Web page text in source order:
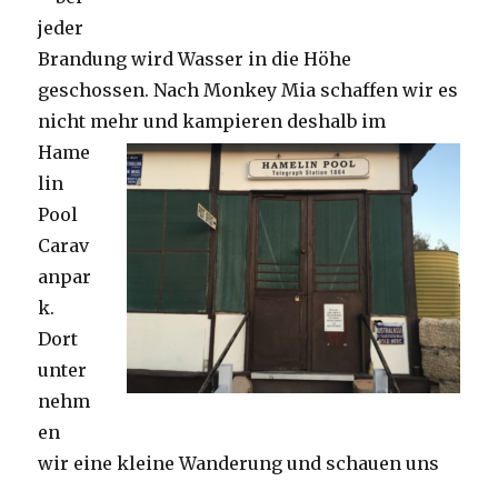
jeder
Brandung wird Wasser in die Höhe
geschossen. Nach Monkey Mia schaffen wir es
nicht mehr und kampieren deshalb im
Hame
lin
Pool
Carav
anpar
k.
Dort
unter
nehm
en
wir eine kleine Wanderung und schauen uns